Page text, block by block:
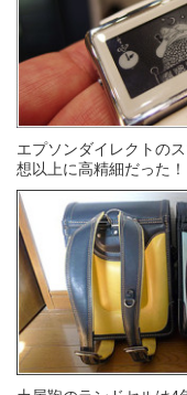
エプソンダイレクトの
想以上に高精細だった！